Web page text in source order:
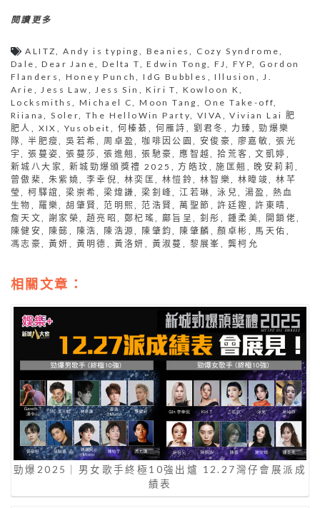
閱讀更多
ALITZ,Andy is typing , Beanies, Cozy Syndrome,
Dale ,Dear Jane, Delta T,Edwin Tong,FJ, FYP, Gordon
Flanders,Honey Punch,IdG Bubbles ,Illusion ,J.
Arie ,Jess Law ,Jess Sin ,Kiri T, Kowloon K,
Locksmiths, Michael C,Moon Tang , One Take-off,
Riiana,Soler,The HelloWin Party,VIVA ,Vivian Lai 肥
肥人 , XIX , Yusobeit , 何榛綦 , 何雁詩 , 劉君冬 , 力臻 ,勁爆樂
隊,半肥瘦,吳若希,周卓盈, 咖啡因公園,安俊豪,廖嘉敏,張光
宇,張蔓姿,張蔓莎,張進翹,張馳豪,應智越,拾荒客 ,文凱婷 ,
新城八大家, 新城勁爆頒獎禮 2025 ,方皓玟 ,施匡翹 , 晚安莉莉,
曾傲棐,朱紫嬈,李幸倪,林奕匡,林愷鈴,林智樂,林暐竣,林芊
瑩,柯驛誼,梁崇希,梁煒謙,梁釗峰,江若琳,泳兒, 湯盈 , 熱血
生物 , 羅樂,胡肇賢,范明熙,范浩賢,萬聖節 ,許廷鏗 ,許東晴 ,
詹天文,謝家榮,趙亮昭,鄭杞瑤,鄺旨呈,釗彤 , 鍾柔美, 開鎖佬,
陳健安, 陳懿 , 陳浩, 陳浩源, 陳肇鈞, 陳肇麟 ,顏卓彬 , 馬天佑 ,
馮志豪,黃妍 , 黃明德 , 黃洛妍 , 黃淑蔓 , 黎展峯 , 龔柯允
相關文章：
勁爆2025｜男女歌手終極10強出爐 12.27灣仔會展派成
績表